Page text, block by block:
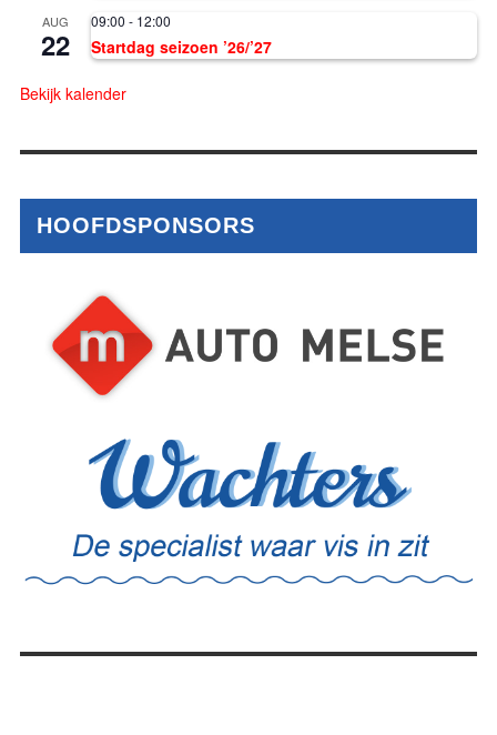
AUG
22
09:00 - 12:00
Startdag seizoen ’26/’27
Bekijk kalender
HOOFDSPONSORS